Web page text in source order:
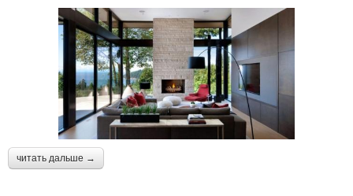
читать дальше →